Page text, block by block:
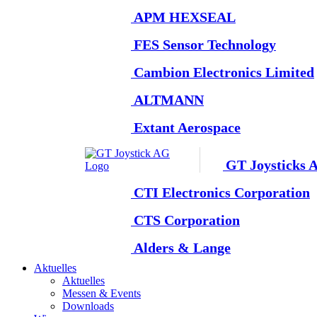
APM HEXSEAL
FES Sensor Technology
Cambion Electronics Limited
ALTMANN
Extant Aerospace
GT Joysticks
CTI Electronics Corporation
CTS Corporation
Alders & Lange
Aktuelles
Aktuelles
Messen & Events
Downloads